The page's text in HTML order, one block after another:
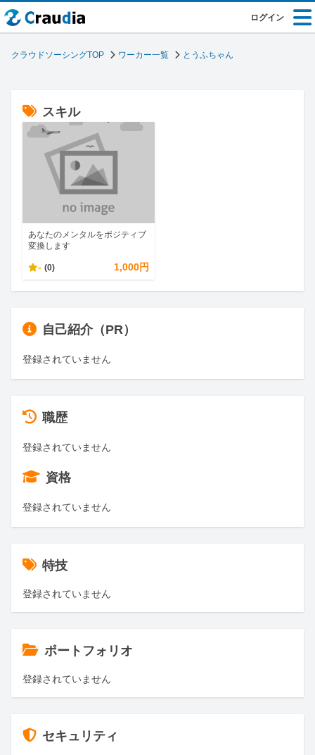
ログイン
クラウドソーシングTOP ワーカー一覧 とうふちゃん
スキル
あなたのメンタルをポジティブ
変換します
- (0) 1,000円
自己紹介（PR）
登録されていません
職歴
登録されていません
資格
登録されていません
特技
登録されていません
ポートフォリオ
登録されていません
セキュリティ